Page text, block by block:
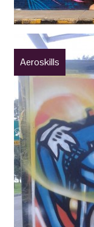
Aeroskills